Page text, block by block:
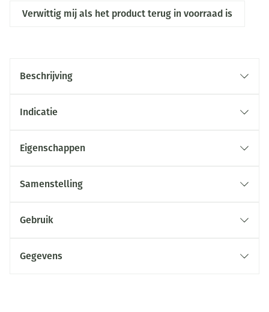
Verwittig mij als het product terug in voorraad is
Beschrijving
Indicatie
Eigenschappen
Samenstelling
Gebruik
Gegevens